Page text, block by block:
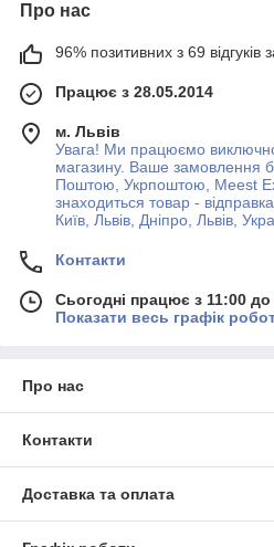
Про нас
96% позитивних з 69 відгуків
Працює з 28.05.2014
м. Львів
Увага! Ми працюємо
магазину. Ваше замовлення
Поштою, Укрпоштою, Meest
знаходиться товар -
Київ, Львів, Дніпро, Львів,
Контакти
Сьогодні працює з 11:00 до
Показати весь графік
Про нас
Контакти
Доставка та оплата